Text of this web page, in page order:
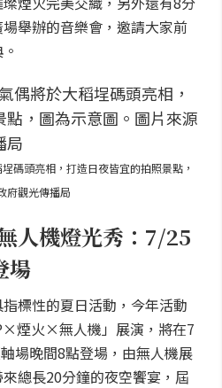
舉辦的音樂會，邀請大家前
碼頭亮相，打造日夜皆宜的拍照景點，
府觀光傳播局
人機燈光秀：7/25
場
標性的夏日活動，今年活動
煙火×無人機」展演，將在7
場晚間8點登場，由無人機展
總長20分鐘的夜空饗宴，屆